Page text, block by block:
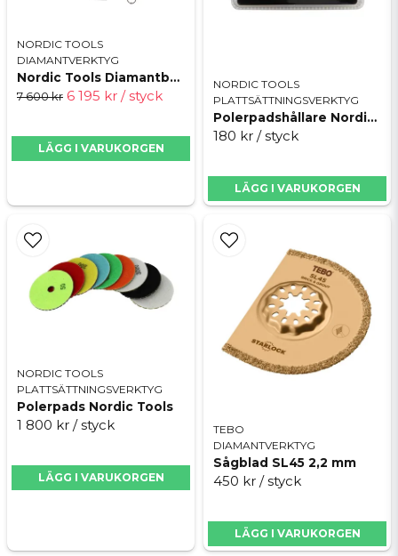
NORDIC TOOLS
DIAMANTVERKTYG
Nordic Tools Diamantborrset 12 delar
7 600 kr 6 195 kr / styck
LÄGG I VARUKORGEN
NORDIC TOOLS
PLATTSÄTTNINGSVERKTYG
Polerpadshållare Nordic Tools
180 kr / styck
LÄGG I VARUKORGEN
NORDIC TOOLS
PLATTSÄTTNINGSVERKTYG
Polerpads Nordic Tools
1 800 kr / styck
LÄGG I VARUKORGEN
TEBO
DIAMANTVERKTYG
Sågblad SL45 2,2 mm
450 kr / styck
LÄGG I VARUKORGEN
Skicka fråga